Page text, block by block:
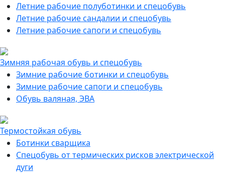
Летние рабочие полуботинки и спецобувь
Летние рабочие сандалии и спецобувь
Летние рабочие сапоги и спецобувь
Зимняя рабочая обувь и спецобувь
Зимние рабочие ботинки и спецобувь
Зимние рабочие сапоги и спецобувь
Обувь валяная, ЭВА
Термостойкая обувь
Ботинки сварщика
Спецобувь от термических рисков электрической
дуги